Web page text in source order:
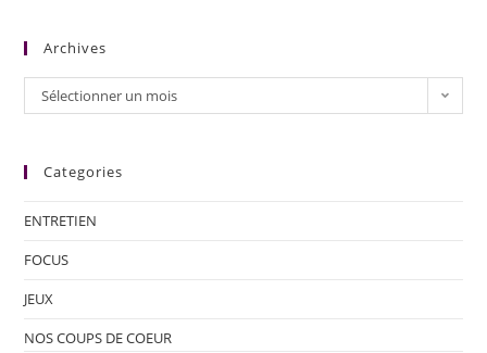
Archives
Sélectionner un mois
Categories
ENTRETIEN
FOCUS
JEUX
NOS COUPS DE COEUR